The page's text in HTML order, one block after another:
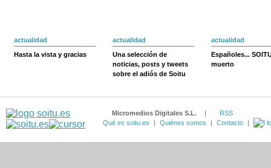
actualidad
Hasta la vista y gracias
actualidad
Una selección de
noticias, posts y tweets
sobre el adiós de Soitu
actualidad
Españoles...
muerto
Micromedios Digitales S.L. |
RSS
Qué es soitu.es
| Quiénes somos | Contacto |